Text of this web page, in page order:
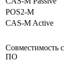
POS2-M
СAS-M Active
Совместимость с
ПО